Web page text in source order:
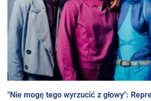
"Nie mogę tego wyrzucić z głowy":